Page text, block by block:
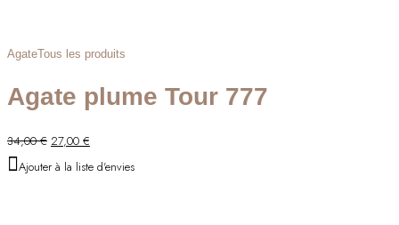
AgateTous les produits
Agate plume Tour 777
34,00€ Le
initial
27,00 €
actuel
Ajouter à la liste d'envies